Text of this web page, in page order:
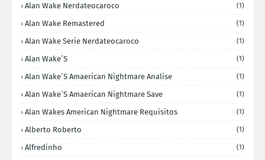
Alan Wake Nerdateocaroco (1)
Alan Wake Remastered (1)
Alan Wake Serie Nerdateocaroco (1)
Alan Wake´s (1)
Alan Wake´s Amaerican Nightmare Analise (1)
Alan Wake´s Amaerican Nightmare Save (1)
Alan Wakes American Nightmare Requisitos (1)
Alberto Roberto (1)
Alfredinho (1)